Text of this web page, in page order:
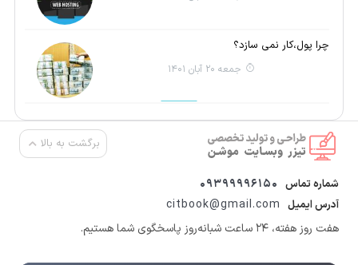
چرا پول،کار نمی سازد؟
جمعه 20 آبان 1401
برگشت به بالا
شماره تماس 09399996150
آدرس ایمیل citbook@gmail.com
هفت روز هفته، ۲۴ ساعت شبانه‌روز پاسخگوی شما هستیم.